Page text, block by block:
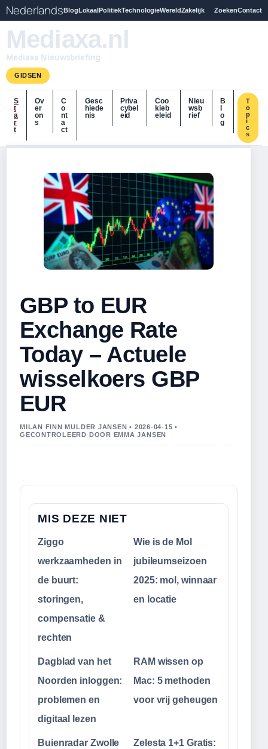
NederlandsBlogLokaalPolitiekTechnologieWereldZakelijk ZoekenContact
Mediaxa.nl
Mediaxa Nieuwsbriefing
GIDSEN
S
t
a
r
t
Ov
er
on
s
C
o
nt
a
ct
Gesc
hiede
nis
Priva
cybel
eid
Coo
kieb
eleid
Nieu
wsb
rief
B
o
g
T
o
p
i
c
s
GBP to EUR
Exchange Rate
Today – Actuele
wisselkoers GBP
EUR
MILAN FINN MULDER JANSEN • 2026-04-15 •
GECONTROLEERD DOOR EMMA JANSEN
MIS DEZE NIET
Ziggo
werkzaamheden in
de buurt:
storingen,
compensatie &
rechten
Wie is de Mol
jubileumseizoen
2025: mol, winnaar
en locatie
Dagblad van het
Noorden inloggen:
problemen en
digitaal lezen
RAM wissen op
Mac: 5 methoden
voor vrij geheugen
Buienradar Zwolle
Zelesta 1+1 Gratis: